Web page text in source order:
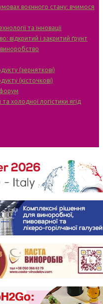
воєнного стану: вчимося
та інновації
відкритий і закритий ґрунт
(зерняткові)
(кісточкові)
форум
холодної логістики ягід